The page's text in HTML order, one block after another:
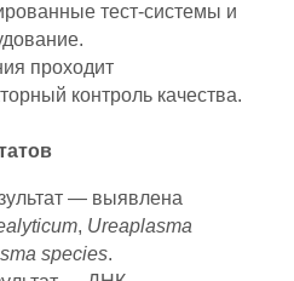
тест-системы и
проходит
контроль качества.
— выявлена
, Ureaplasma
species.